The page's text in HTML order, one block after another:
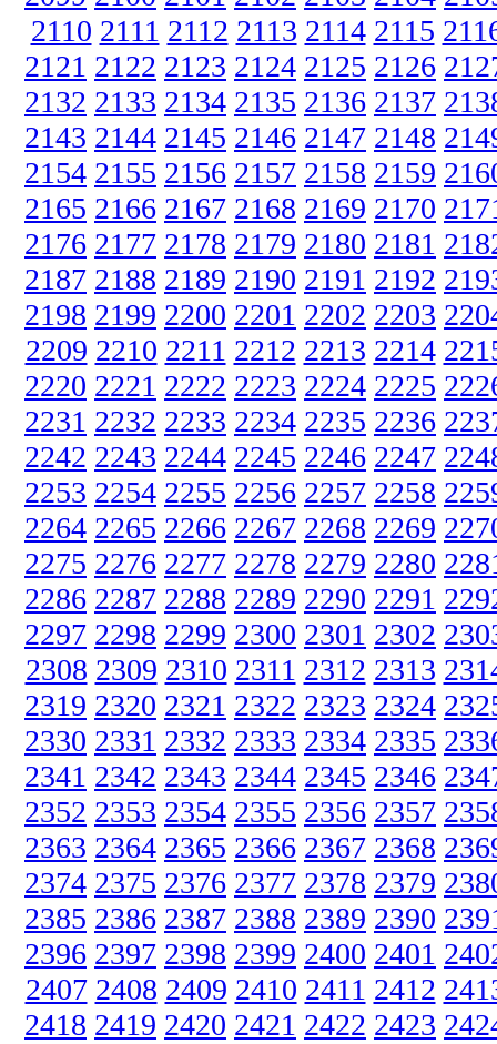
2110 2111 2112 2113 2114 2115
2121 2122 2123 2124 2125 2126
2132 2133 2134 2135 2136 2137
2143 2144 2145 2146 2147 2148
2154 2155 2156 2157 2158 2159
2165 2166 2167 2168 2169 2170
2176 2177 2178 2179 2180 2181
2187 2188 2189 2190 2191 2192
2198 2199 2200 2201 2202 2203
2209 2210 2211 2212 2213 2214
2220 2221 2222 2223 2224 2225
2231 2232 2233 2234 2235 2236
2242 2243 2244 2245 2246 2247
2253 2254 2255 2256 2257 2258
2264 2265 2266 2267 2268 2269
2275 2276 2277 2278 2279 2280
2286 2287 2288 2289 2290 2291
2297 2298 2299 2300 2301 2302
2308 2309 2310 2311 2312 2313
2319 2320 2321 2322 2323 2324
2330 2331 2332 2333 2334 2335
2341 2342 2343 2344 2345 2346
2352 2353 2354 2355 2356 2357
2363 2364 2365 2366 2367 2368
2374 2375 2376 2377 2378 2379
2385 2386 2387 2388 2389 2390
2396 2397 2398 2399 2400 2401
2407 2408 2409 2410 2411 2412
2418 2419 2420 2421 2422 2423